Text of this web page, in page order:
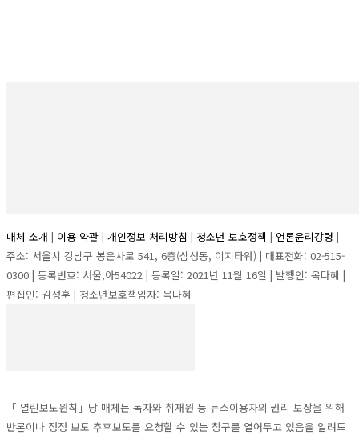
매체 소개 | 이용 약관 | 개인정보 처리방침 | 청소년 보호정책 | 언론윤리강령 |
주소: 서울시 강남구 봉은사로 541, 6층(삼성동, 이지타워) | 대표전화: 02-515-
0300 | 등록번호: 서울,아54022 | 등록일: 2021년 11월 16일 | 발행인: 옥다혜 |
편집인: 김성훈 | 청소년보호책임자: 옥다혜
「 열린보도원칙」당 매체는 독자와 취재원 등 뉴스이용자의 권리 보장을 위해
반론이나 정정 보도 추후보도를 요청할 수 있는 창구를 열어두고 있음을 알려드